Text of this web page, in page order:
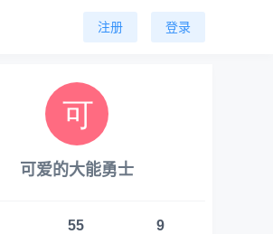
注册 登录
可爱的大能勇士
55 9